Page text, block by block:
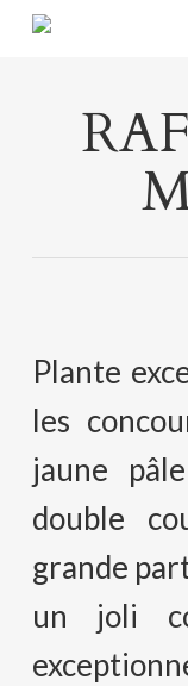
Skip
Plante
les
jaune
double
grande
un joli